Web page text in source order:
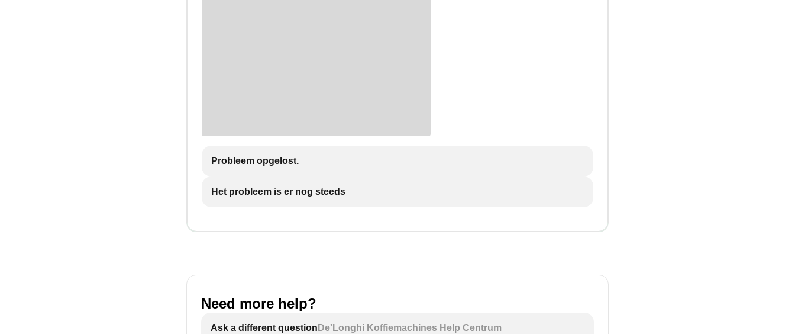
Probleem opgelost.
Het probleem is er nog steeds
Need more help?
Ask a different question De'Longhi Koffiemachines Help Centrum